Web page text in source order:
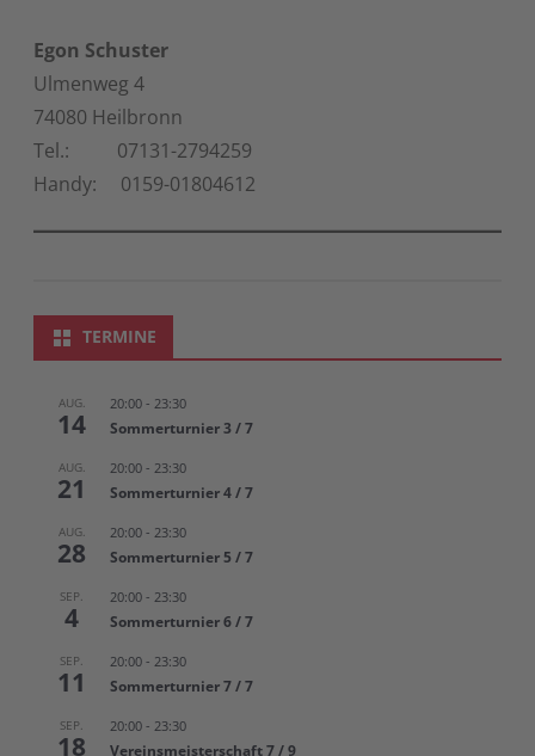
Egon Schuster
Ulmenweg 4
74080 Heilbronn
Tel.: 07131-2794259
Handy: 0159-01804612
TERMINE
AUG.
14
20:00 - 23:30
Sommerturnier 3 / 7
AUG.
21
20:00 - 23:30
Sommerturnier 4 / 7
AUG.
28
20:00 - 23:30
Sommerturnier 5 / 7
SEP.
4
20:00 - 23:30
Sommerturnier 6 / 7
SEP.
11
20:00 - 23:30
Sommerturnier 7 / 7
SEP.
18
20:00 - 23:30
Vereinsmeisterschaft 7 / 9